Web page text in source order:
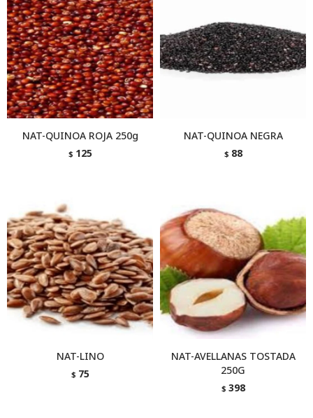
NAT-QUINOA ROJA 250g
$ 125
NAT-QUINOA NEGRA
$ 88
NAT-LINO
$ 75
NAT-AVELLANAS TOSTADA
250G
$ 398